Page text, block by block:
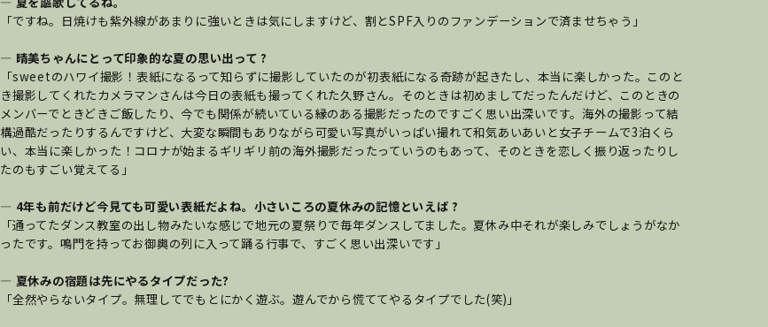
「ですね。日焼けも紫外線があまりに強いときは気にしますけど、割とSPF入りのファンデーションで済ませちゃう」
― 晴美ちゃんにとって印象的な夏の思い出って ?
「sweetのハワイ撮影！表紙になるって知らずに撮影していたのが初表紙になる奇跡が起きたし、本当に楽しかった。このと
き撮影してくれたカメラマンさんは今日の表紙も撮ってくれた久野さん。そのときは初めましてだったんだけど、このときの
メンバーでときどきご飯したり、今でも関係が続いている縁のある撮影だったのですごく思い出深いです。海外の撮影って結
構過酷だったりするんですけど、大変な瞬間もありながら可愛い写真がいっぱい撮れて和気あいあいと女子チームで3泊くら
い、本当に楽しかった！コロナが始まるギリギリ前の海外撮影だったっていうのもあって、そのときを恋しく振り返ったりし
たのもすごい覚えてる」
― 4年も前だけど今見ても可愛い表紙だよね。小さいころの夏休みの記憶といえば ?
「通ってたダンス教室の出し物みたいな感じで地元の夏祭りで毎年ダンスしてました。夏休み中それが楽しみでしょうがなか
ったです。鳴門を持ってお御輿の列に入って踊る行事で、すごく思い出深いです」
― 夏休みの宿題は先にやるタイプだった?
「全然やらないタイプ。無理してでもとにかく遊ぶ。遊んでから慌ててやるタイプでした(笑)」